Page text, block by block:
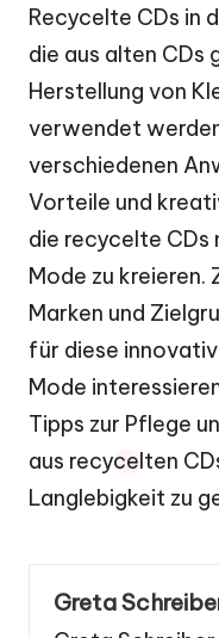
Recycelte CDs in
die aus alten CDs
Herstellung von
verwendet
verschiedenen
Vorteile und
die recycelte CDs
Mode zu kreieren.
Marken und
für diese
Mode
Tipps zur Pflege
aus recycelten
Langlebigkeit zu
Greta